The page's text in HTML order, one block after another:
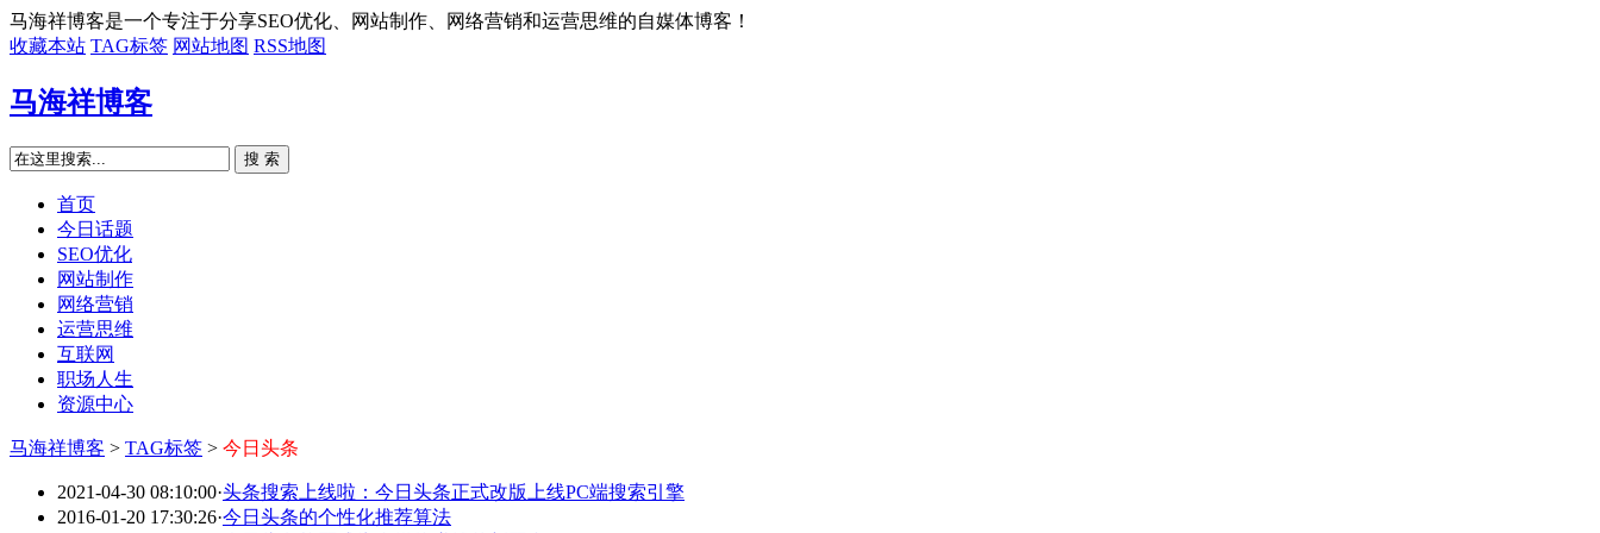
马海祥博客是一个专注于分享SEO优化、网站制作、网络营销和运营思维的自媒体博客！
收藏本站 TAG标签 网站地图 RSS地图
马海祥博客
搜 索
首页
今日话题
SEO优化
网站制作
网络营销
运营思维
互联网
职场人生
资源中心
马海祥博客 > TAG标签 > 今日头条
2021-04-30 08:10:00·头条搜索上线啦：今日头条正式改版上线PC端搜索引擎
2016-01-20 17:30:26·今日头条的个性化推荐算法